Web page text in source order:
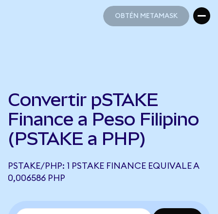
OBTÉN METAMASK
Convertir pSTAKE
Finance a Peso Filipino
(PSTAKE a PHP)
PSTAKE/PHP: 1 PSTAKE FINANCE EQUIVALE A
0,006586 PHP